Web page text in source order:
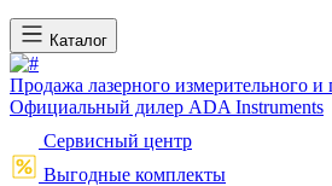
Каталог
Продажа лазерного измерительного и
Официальный дилер ADA Instruments
Сервисный центр
Выгодные комплекты